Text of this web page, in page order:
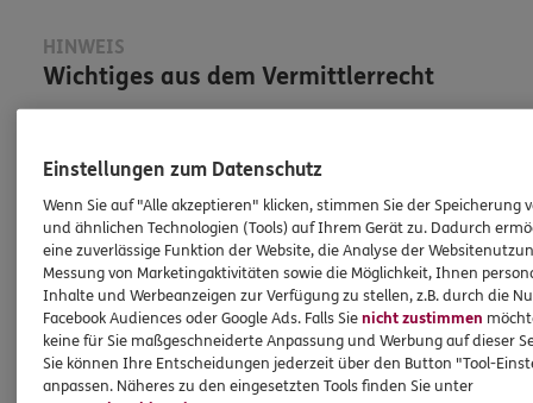
HINWEIS
Wichtiges aus dem Vermittlerrecht
Person zu geben. Sowohl Ihr Schutz als Verbraucher
sowie auch gesetzliche Regelungen halten mich
dazu an. Ich biete Beratung an, für die
Versicherungsvermittlung erhalte ich Provision,
ferner sonstige Zuwendungen.
Mehr Informationen
Einstellungen zum Datenschutz
Wenn Sie auf "Alle akzeptieren" klicken, stimmen Sie der Speicherung
und ähnlichen Technologien (Tools) auf Ihrem Gerät zu. Dadurch
eine zuverlässige Funktion der Website, die Analyse der
Messung von Marketingaktivitäten sowie die Möglichkeit, Ihnen
Inhalte und Werbeanzeigen zur Verfügung zu stellen, z.B. durch die
Facebook Audiences oder Google Ads. Falls Sienicht zustimmen
keine für Sie maßgeschneiderte Anpassung und Werbung auf dieser
Sie können Ihre Entscheidungen jederzeit über den Button "Tool-
anpassen. Näheres zu den eingesetzten Tools finden Sie unter